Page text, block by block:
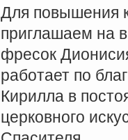
Для повышения
приглашаем на
фресок
работает по
Кирилла в
церковного